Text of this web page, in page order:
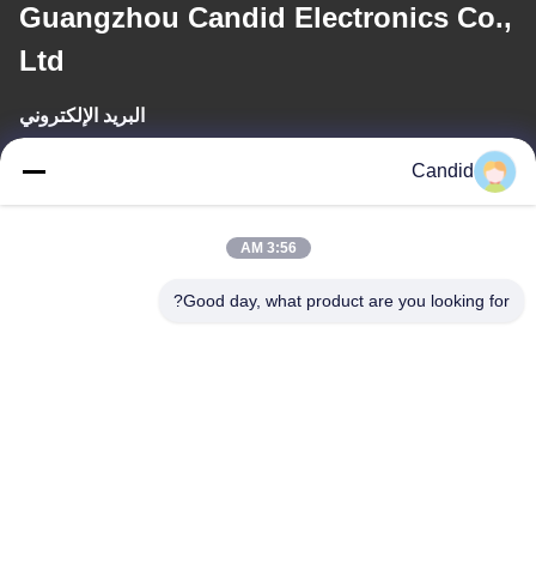
Guangzhou Candid Electronics Co.,
Ltd
البريد الإلكتروني
sales2@candidelectronics.com
Candid
3:56 AM
Good day, what product are you looking for?